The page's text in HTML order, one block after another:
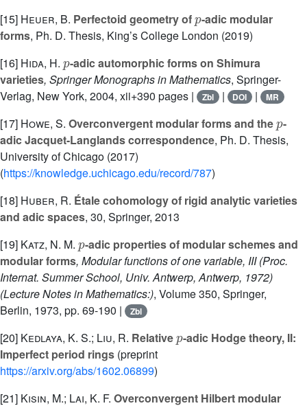
[15] Heuer, B. Perfectoid geometry of -adic modular
forms, Ph. D. Thesis, King’s College London (2019)
[16] Hida, H.
-adic automorphic forms on Shimura
varieties, Springer Monographs in Mathematics, Springer-
Verlag, New York, 2004, xii+390 pages |
Zbl | DOI | MR
[17] Howe, S. Overconvergent modular forms and the -
adic Jacquet-Langlands correspondence, Ph. D. Thesis,
University of Chicago (2017)
(https://knowledge.uchicago.edu/record/787)
[18] Huber, R. Étale cohomology of rigid analytic varieties
and adic spaces, 30, Springer, 2013
[19] Katz, N. M.
-adic properties of modular schemes and
modular forms, Modular functions of one variable, III (Proc.
Internat. Summer School, Univ. Antwerp, Antwerp, 1972)
(Lecture Notes in Mathematics:), Volume 350, Springer,
Berlin, 1973, pp. 69-190 |
Zbl
[20] Kedlaya, K. S.; Liu, R. Relative -adic Hodge theory, II:
Imperfect period rings (preprint
https://arxiv.org/abs/1602.06899)
[21] Kisin, M.; Lai, K. F. Overconvergent Hilbert modular